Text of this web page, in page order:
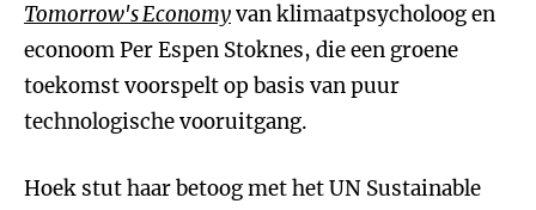
Tomorrow's Economyvan klimaatpsycholoog en
econoom Per Espen Stoknes, die een groene
toekomst voorspelt op basis van puur
technologische vooruitgang.
Hoek stut haar betoog met het UN Sustainable